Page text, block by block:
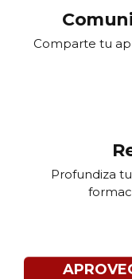
Comparte tu
Profundiza